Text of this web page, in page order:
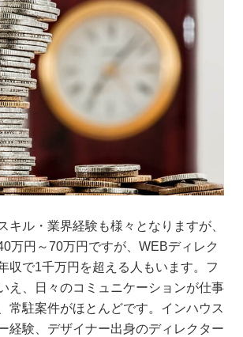
キル・業界経験も様々となりますが、
万円～70万円ですが、WEBディレク
収で1千万円を超える人もいます。フ
え、日々のコミュニケーションが仕事
常駐案件がほとんどです。インハウス
経験、デザイナー出身のディレクター